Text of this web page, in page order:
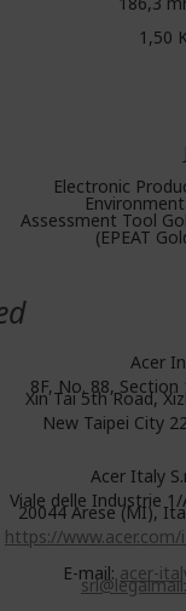
1,50
Electronic
Assessment Tool
(EPEAT
Acer
8F, No. 88, Section
Xin Tai 5th Road,
New Taipei City
Acer Italy
Viale delle Industrie 1/
20044 Arese (MI),
https://
E-mail:acer-